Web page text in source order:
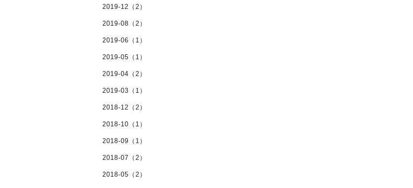
2019-12（2）
2019-08（2）
2019-06（1）
2019-05（1）
2019-04（2）
2019-03（1）
2018-12（2）
2018-10（1）
2018-09（1）
2018-07（2）
2018-05（2）